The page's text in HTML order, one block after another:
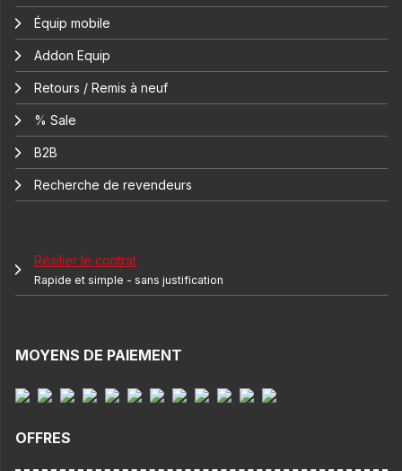
Équip mobile
Addon Equip
Retours / Remis à neuf
% Sale
B2B
Recherche de revendeurs
Résilier le contrat
Rapide et simple - sans justification
MOYENS DE PAIEMENT
OFFRES